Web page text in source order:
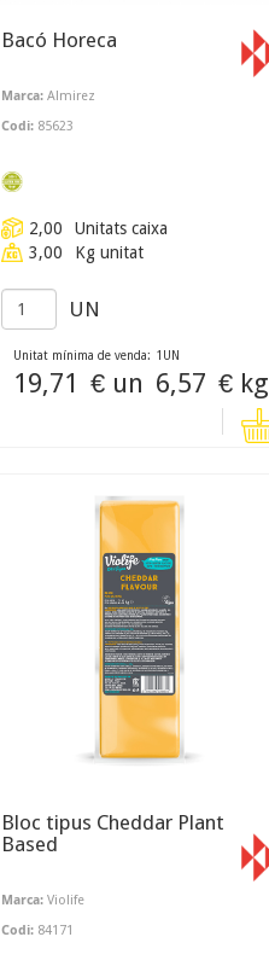
Bacó Horeca
Marca: Almirez
Codi: 85623
2,00
Unitats caixa
3,00
Kg unitat
UN
Unitat mínima de venda: 1 UN
19,71 € un 6,57 € kg
Bloc tipus Cheddar Plant
Based
Marca: Violife
Codi: 84171